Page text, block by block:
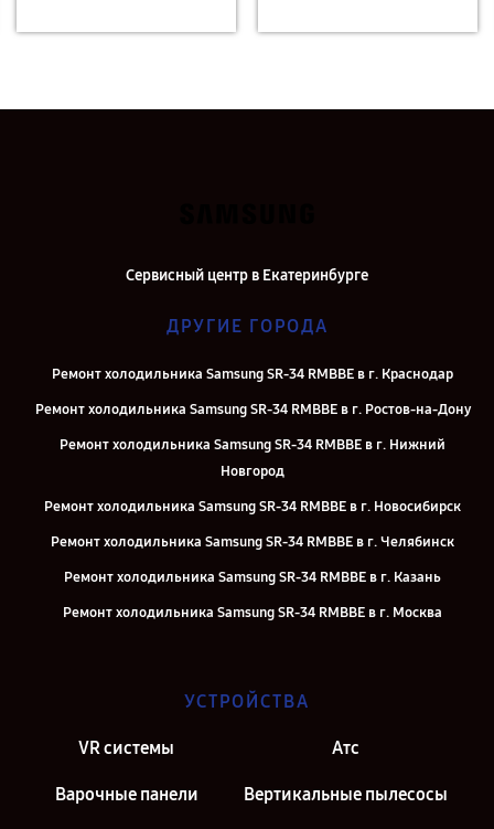
Сервисный центр в Екатеринбурге
ДРУГИЕ ГОРОДА
Ремонт холодильника Samsung SR-34 RMBBE в г. Краснодар
Ремонт холодильника Samsung SR-34 RMBBE в г. Ростов-на-Дону
Ремонт холодильника Samsung SR-34 RMBBE в г. Нижний
Новгород
Ремонт холодильника Samsung SR-34 RMBBE в г. Новосибирск
Ремонт холодильника Samsung SR-34 RMBBE в г. Челябинск
Ремонт холодильника Samsung SR-34 RMBBE в г. Казань
Ремонт холодильника Samsung SR-34 RMBBE в г. Москва
УСТРОЙСТВА
VR системы Атс
Варочные панели Вертикальные пылесосы